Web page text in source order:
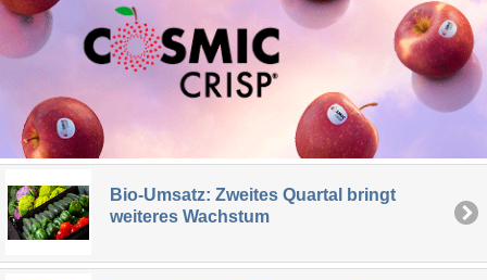
Bio-Umsatz: Zweites Quartal bringt
weiteres Wachstum